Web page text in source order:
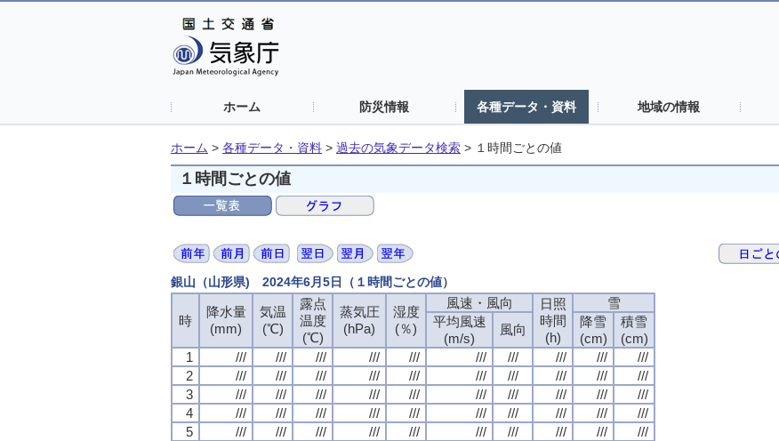
ホーム 防災情報 各種データ・資料 地域の情報
ホーム > 各種データ・資料 > 過去の気象データ検索 > １時間ごとの値
１時間ごとの値
銀山（山形県) 2024年6月5日（１時間ごとの値）
時
降水量
(mm)
気温
(℃)
露点
温度
(℃)
蒸気圧
(hPa)
湿度
(％)
風速・風向
日照
時間
(h)
雪
平均風速
(m/s)
風向
降雪
(cm)
積雪
(cm)
1
/// /// /// /// /// /// /// /// ///
///
2
/// /// /// /// /// /// /// /// ///
///
3
/// /// /// /// /// /// /// /// ///
///
4
/// /// /// /// /// /// /// /// ///
///
5
/// /// /// /// /// /// /// /// ///
///